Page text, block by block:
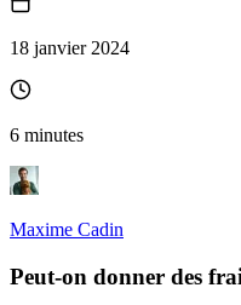
18 janvier 2024
6 minutes
Maxime Cadin
Peut-on donner des